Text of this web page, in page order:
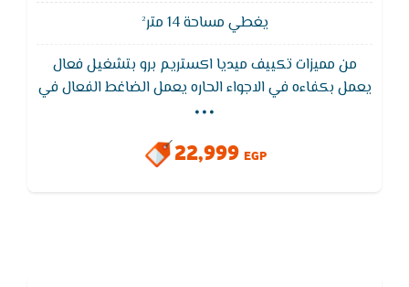
يغطي مساحة 14 متر²
من مميزات تكييف ميديا اكستريم برو بتشغيل فعال
يعمل بكفاءه في الاجواء الحاره يعمل الضاغط الفعال في
بكفاءه عاليه و استهلاك منخفض للكهرباء مما يؤدي الي
تبريد قوي حقيقي للمكان المكيف
...
22,999 EGP